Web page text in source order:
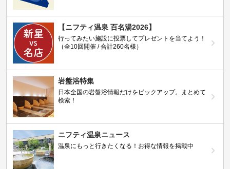
【ニフティ温泉 百名湯2026】
行ってみたい施設に投票してプレゼントを当てよう！
（全10回開催 / 合計260名様）
岩盤浴特集
日本全国の岩盤浴情報だけをピックアップ。まとめて
検索！
ニフティ温泉ニュース
温泉にもっと行きたくなる！お得な情報を掲載中